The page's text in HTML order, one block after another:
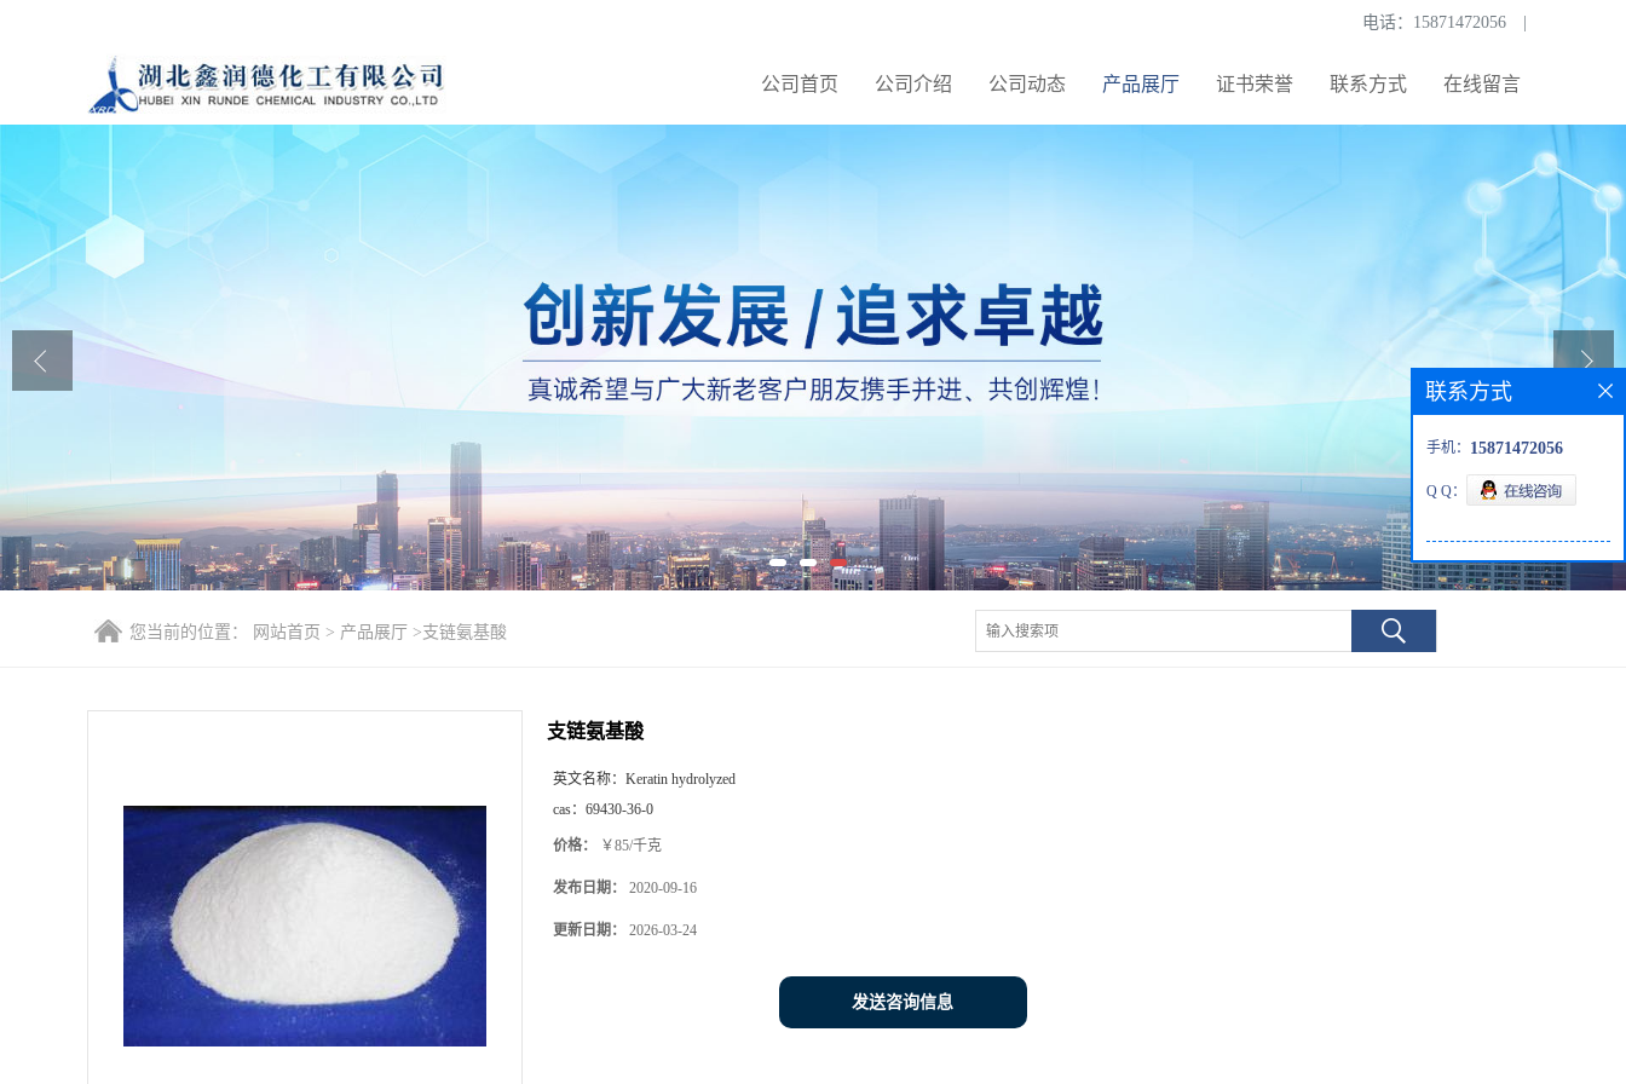
电话： 15871472056
公司首页 公司介绍 公司动态 产品展厅 证书荣誉 联系方式 在线留言
产品展厅
联系方式
您当前的位置： 网站首页 > 产品展厅 >支链氨基酸
支链氨基酸
英文名称： Keratin hydrolyzed
cas： 69430-36-0
价格： ￥85/千克
发布日期： 2020-09-16
更新日期： 2026-03-24
发送咨询信息
联系方式
手机： 15871472056
Q Q：